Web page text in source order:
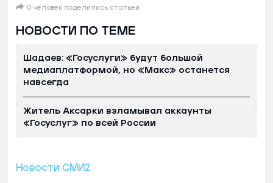
0 человек поделились статьей
НОВОСТИ ПО ТЕМЕ
Шадаев: «Госуслуги» будут большой
медиаплатформой, но «Макс» останется
навсегда
Житель Аксарки взламывал аккаунты
«Госуслуг» по всей России
Новости СМИ2